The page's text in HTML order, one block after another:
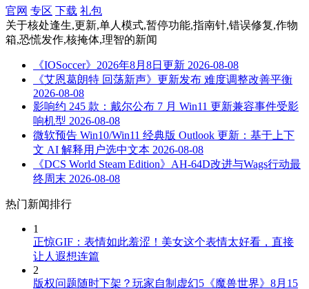
官网 专区 下载 礼包
关于核处逢生,更新,单人模式,暂停功能,指南针,错误修复,作物
箱,恐慌发作,核掩体,理智的新闻
《IOSoccer》2026年8月8日更新 2026-08-08
《艾恩葛朗特 回荡新声》更新发布 难度调整改善平衡
2026-08-08
影响约 245 款：戴尔公布 7 月 Win11 更新兼容事件受影
响机型 2026-08-08
微软预告 Win10/Win11 经典版 Outlook 更新：基于上下
文 AI 解释用户选中文本 2026-08-08
《DCS World Steam Edition》AH-64D改进与Wags行动最
终周末 2026-08-08
热门新闻排行
1
正惊GIF：表情如此羞涩！美女这个表情太好看，直接
让人遐想连篇
2
版权问题随时下架？玩家自制虚幻5《魔兽世界》8月15